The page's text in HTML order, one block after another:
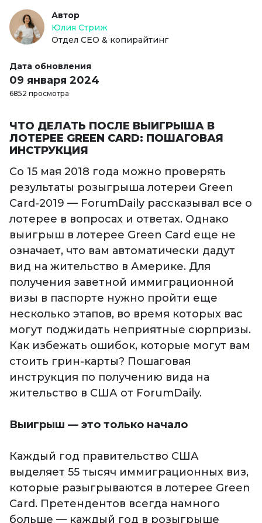
Автор
Юлия Стриж
Отдел СЕО & копирайтинг
Дата обновления
09 января 2024
6852 просмотра
ЧТО ДЕЛАТЬ ПОСЛЕ ВЫИГРЫША В
ЛОТЕРЕЕ GREEN CARD: ПОШАГОВАЯ
ИНСТРУКЦИЯ
Со 15 мая 2018 года можно проверять
результаты розыгрыша лотереи Green
Card-2019 — ForumDaily рассказывал все о
лотерее в вопросах и ответах. Однако
выигрыш в лотерее Green Card еще не
означает, что вам автоматически дадут
вид на жительство в Америке. Для
получения заветной иммиграционной
визы в паспорте нужно пройти еще
несколько этапов, во время которых вас
могут поджидать неприятные сюрпризы.
Как избежать ошибок, которые могут вам
стоить грин-карты? Пошаговая
инструкция по получению вида на
жительство в США от ForumDaily.
Выигрыш — это только начало
Каждый год правительство США
выделяет 55 тысяч иммиграционных виз,
которые разыгрываются в лотерее Green
Card. Претендентов всегда намного
больше — каждый год в розыгрыше